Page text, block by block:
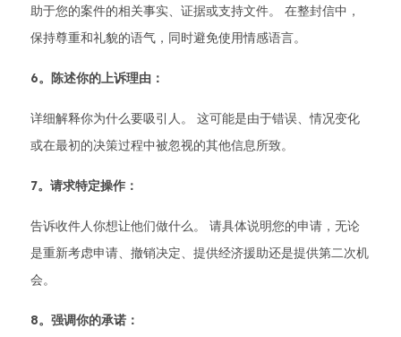
助于您的案件的相关事实、证据或支持文件。 在整封信中，
保持尊重和礼貌的语气，同时避免使用情感语言。
6。陈述你的上诉理由：
详细解释你为什么要吸引人。 这可能是由于错误、情况变化
或在最初的决策过程中被忽视的其他信息所致。
7。请求特定操作：
告诉收件人你想让他们做什么。 请具体说明您的申请，无论
是重新考虑申请、撤销决定、提供经济援助还是提供第二次机
会。
8。强调你的承诺：